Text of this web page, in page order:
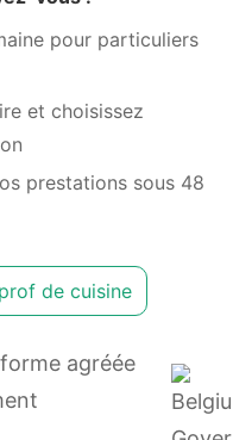
pour particuliers
et choisissez
prestations sous 48
de cuisine
agréée